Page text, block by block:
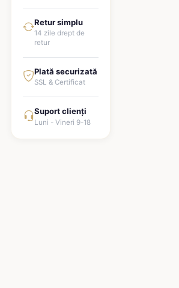
Retur simplu
14 zile drept de
retur
Plată securizată
SSL & Certificat
Suport clienți
Luni - Vineri 9-18